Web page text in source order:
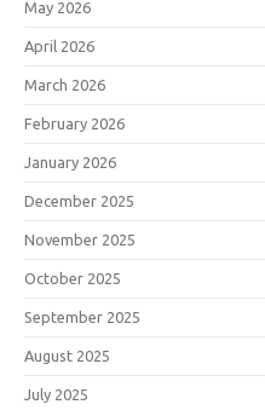
May 2026
April 2026
March 2026
February 2026
January 2026
December 2025
November 2025
October 2025
September 2025
August 2025
July 2025